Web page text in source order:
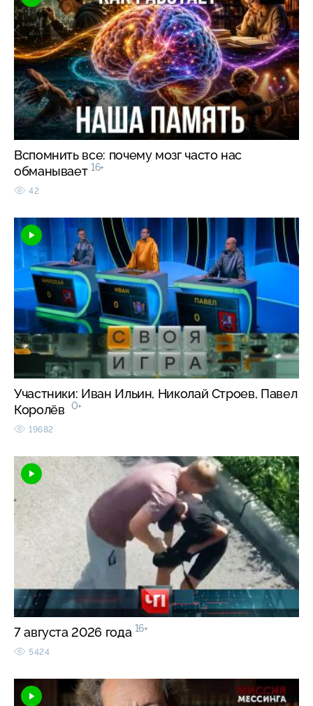
Вспомнить все: почему мозг часто нас
обманывает 16+
42
Участники: Иван Ильин, Николай Строев, Павел
Королёв
0+
19682
7 августа 2026 года 16+
5424